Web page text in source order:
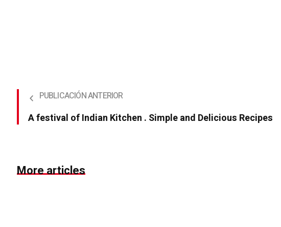
A festival of Indian Kitchen . Simple and Delicious Recipes
More articles